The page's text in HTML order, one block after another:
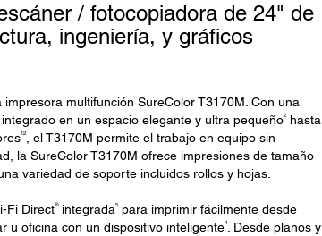
/ fotocopiadora de 24" de
ingeniería, y gráficos
multifunción SureColor T3170M. Con una
en un espacio elegante y ultra pequeño2
hasta
12, el T3170M permite el trabajo en equipo sin
la SureColor T3170M ofrece impresiones de tamaño
variedad de soporte incluidos rollos y hojas.
Fi Direct®integrada5
para imprimir fácilmente desde
u oficina con un dispositivo inteligente4. Desde planos y